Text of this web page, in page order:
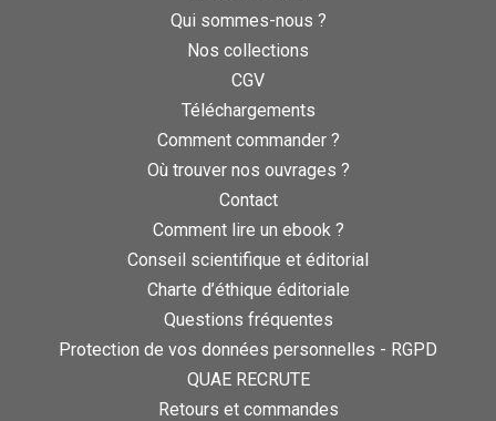
Qui sommes-nous ?
Nos collections
CGV
Téléchargements
Comment commander ?
Où trouver nos ouvrages ?
Contact
Comment lire un ebook ?
Conseil scientifique et éditorial
Charte d’éthique éditoriale
Questions fréquentes
Protection de vos données personnelles - RGPD
QUAE RECRUTE
Retours et commandes